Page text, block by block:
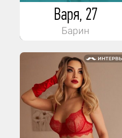
Какие подарки от
получать или
Наверное,
Твои любимые
Розы.
Какое тебе
стринги или
Варя, 27
Барин